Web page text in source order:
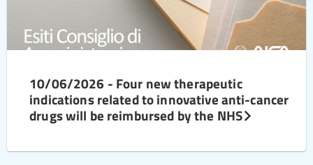
10/06/2026 - Four new therapeutic
indications related to innovative anti-cancer
drugs will be reimbursed by the NHS